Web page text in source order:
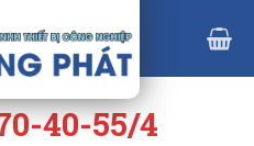
40-55/4